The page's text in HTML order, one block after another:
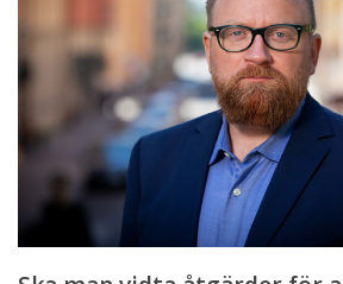
att
kundkännedom
även
utförande
av